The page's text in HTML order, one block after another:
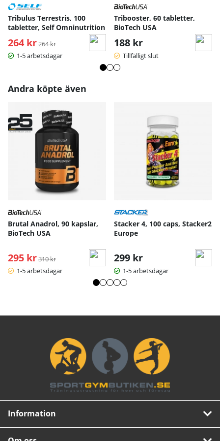
-extrakt rot
(Urtic
Dioica)
Reseratrol
Androgenic Testo Growth är en helt naturlig produkt som inte
tillför några hormoner till kroppen. Istället upp regleras
därför inte oroa dig för de allvarliga biverkningar som Exogen
hormontillförsel kan medföra.
Tribulus Terrestris, 100
tabletter, Self Omninutrition
264 kr Ordinarie pris:
264 kr
1-5 arbetsdagar
Tribooster, 60 tabletter,
BioTech USA
188 kr
Tillfälligt slut
Andra köpte även
Brutal Anadrol, 90 kapslar,
BioTech USA
295 kr Ordinarie pris:
310 kr
1-5 arbetsdagar
Stacker 4, 100 caps, Stacker2
Europe
299 kr
1-5 arbetsdagar
Information